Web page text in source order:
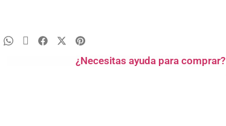
¿Necesitas ayuda para comprar?